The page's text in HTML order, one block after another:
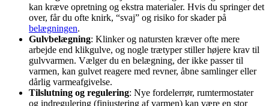
kan kræve opretning og ekstra materialer. Hvis du springer det
over, får du ofte knirk, “svaj” og risiko for skader på
belægningen.
Gulvbelægning: Klinker og natursten kræver ofte mere
arbejde end klikgulve, og nogle trætyper stiller højere krav til
gulvvarmen. Vælger du en belægning, der ikke passer til
varmen, kan gulvet reagere med revner, åbne samlinger eller
dårlig varmeafgivelse.
Tilslutning og regulering: Nye fordelerrør, rumtermostater
og indregulering (finjustering af varmen) kan være en stor